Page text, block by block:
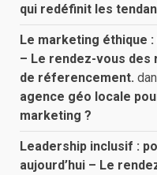
qui redéfinit les
Le marketing éthique
– Le rendez-vous des
de réferencement.
agence géo locale
marketing ?
Leadership inclusif :
aujourd’hui – Le